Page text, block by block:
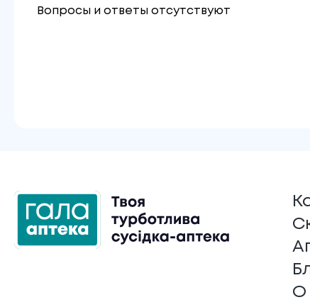
Вопросы и ответы отсутствуют
О